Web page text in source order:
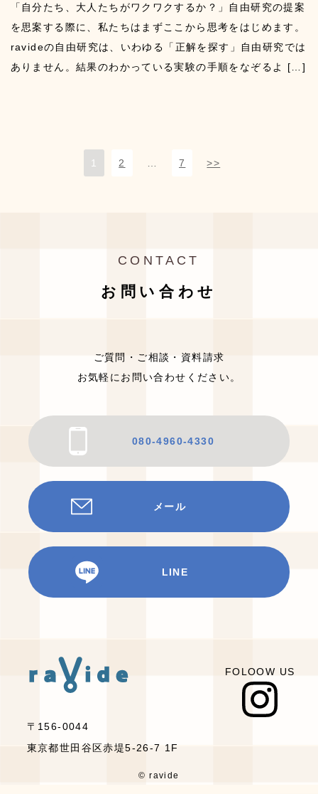
「自分たち、大人たちがワクワクするか？」自由研究の提案
を思案する際に、私たちはまずここから思考をはじめます。
ravideの自由研究は、いわゆる「正解を探す」自由研究では
ありません。結果のわかっている実験の手順をなぞるよ […]
1 2 7 >>
CONTACT
お問い合わせ
ご質問・ご相談・資料請求
お気軽にお問い合わせください。
080-4960-4330
メール
LINE
〒156-0044
東京都世田谷区赤堤5-26-7 1F
FOLOOW US
© ravide